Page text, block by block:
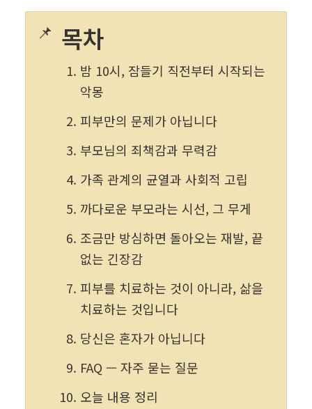
📌 목차
밤 10시, 잠들기 직전부터 시작되는
악몽
피부만의 문제가 아닙니다
부모님의 죄책감과 무력감
가족 관계의 균열과 사회적 고립
까다로운 부모라는 시선, 그 무게
조금만 방심하면 돌아오는 재발, 끝
없는 긴장감
피부를 치료하는 것이 아니라, 삶을
치료하는 것입니다
당신은 혼자가 아닙니다
FAQ — 자주 묻는 질문
오늘 내용 정리